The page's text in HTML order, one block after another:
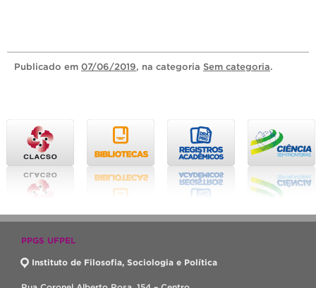
Publicado em 07/06/2019, na categoria Sem categoria.
PPGS UFPEL
Instituto de Filosofia, Sociologia e Política